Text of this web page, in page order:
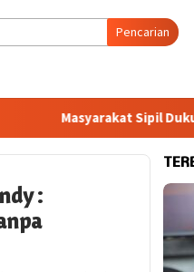
Pencarian
Masyarakat Sipil
: